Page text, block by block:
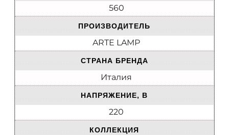
560
ПРОИЗВОДИТЕЛЬ
ARTE LAMP
СТРАНА БРЕНДА
Италия
НАПРЯЖЕНИЕ, В
220
КОЛЛЕКЦИЯ